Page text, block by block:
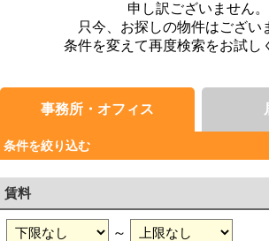
申し訳ございません。
只今、お探しの物件はござい
条件を変えて再度検索をお試し
事務所・オフィス
条件を絞り込む
賃料
～